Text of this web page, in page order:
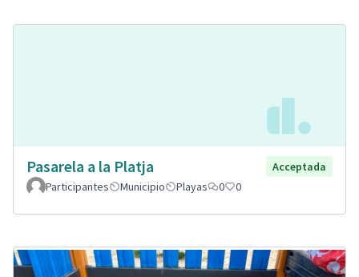
Pasarela a la Platja
Acceptada
Participantes
Municipio Playas 0 0